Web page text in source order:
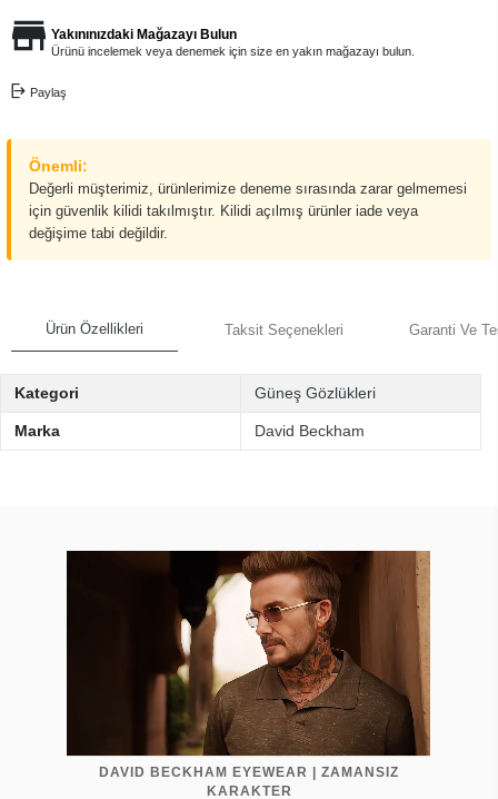
Yakınınızdaki Mağazayı Bulun
Ürünü incelemek veya denemek için size en yakın mağazayı bulun.
Paylaş
Önemli:
Değerli müşterimiz, ürünlerimize deneme sırasında zarar gelmemesi
için güvenlik kilidi takılmıştır. Kilidi açılmış ürünler iade veya
değişime tabi değildir.
Ürün Özellikleri Taksit Seçenekleri Garanti Ve
Kategori Güneş Gözlükleri
Marka David Beckham
DAVID BECKHAM EYEWEAR | ZAMANSIZ
KARAKTER